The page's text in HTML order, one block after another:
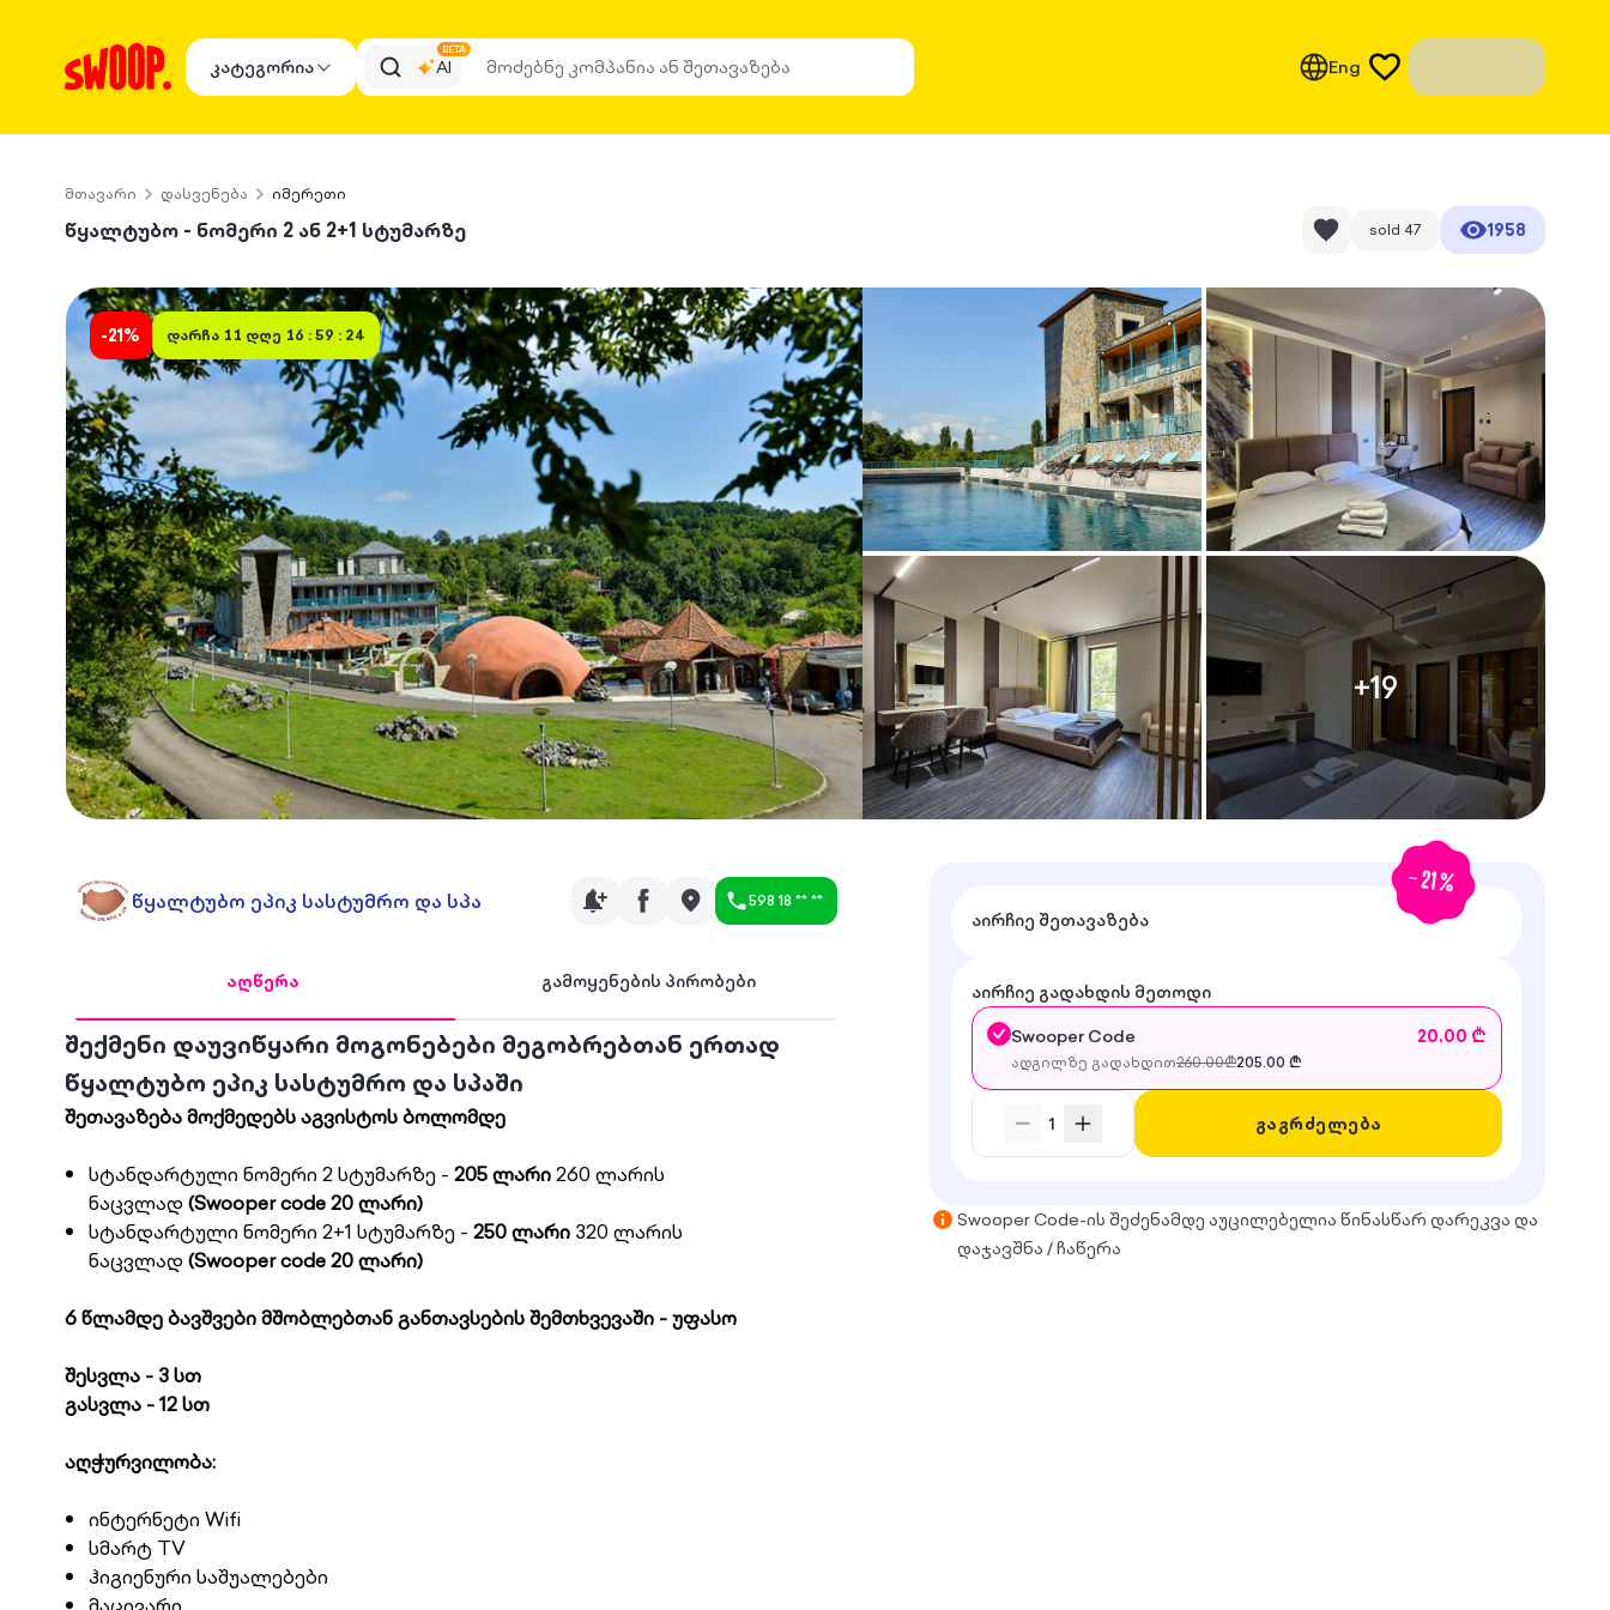
კატეგორია AI
BETA
Eng
მთავარი დასვენება იმერეთი
წყალტუბო - ნომერი 2 ან 2+1 სტუმარზე sold 47 1958
+19
-21% დარჩა 11 დღე 16 : 59 : 24
წყალტუბო ეპიკ სასტუმრო და სპა 598 18 ** **
აღწერა გამოყენების პირობები
შექმენი დაუვიწყარი მოგონებები მეგობრებთან ერთად
წყალტუბო ეპიკ სასტუმრო და სპაში
შეთავაზება მოქმედებს აგვისტოს ბოლომდე
სტანდარტული ნომერი 2 სტუმარზე - 205 ლარი260 ლარის
ნაცვლად (Swooper code 20 ლარი)
სტანდარტული ნომერი 2+1 სტუმარზე - 250 ლარი320 ლარის
ნაცვლად (Swooper code 20 ლარი)
6 წლამდე ბავშვები მშობლებთან განთავსების შემთხვევაში - უფასო
შესვლა - 3 სთ
გასვლა - 12 სთ
აღჭურვილობა:
ინტერნეტი Wifi
სმარტ TV
ჰიგიენური საშუალებები
-21%
აირჩიე შეთავაზება
აირჩიე გადახდის მეთოდი
Swooper Code
20.00 ₾
ადგილზე გადახდით260.00₾205.00 ₾
1 გაგრძელება
Swooper Code-ის შეძენამდე აუცილებელია წინასწარ დარეკვა და
დაჯავშნა / ჩაწერა